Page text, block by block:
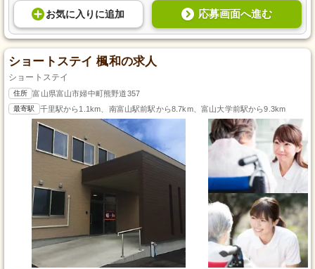
お気に入り に追加 応募画面へ進む
ショートステイ 楓和の求人
ショートステイ
住所 富山県富山市婦中町熊野道357
最寄駅 千里駅から1.1km、南富山駅前駅から8.7km、富山大学前駅から9.3km